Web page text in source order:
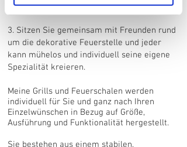
traditionell auf dem Rost am offenen Feuer
3. Sitzen Sie gemeinsam mit Freunden rund
um die dekorative Feuerstelle und jeder
kann mühelos und individuell seine eigene
Spezialität kreieren.
Meine Grills und Feuerschalen werden
individuell für Sie und ganz nach Ihren
Einzelwünschen in Bezug auf Größe,
Ausführung und Funktionalität hergestellt.
Sie bestehen aus einem stabilen,